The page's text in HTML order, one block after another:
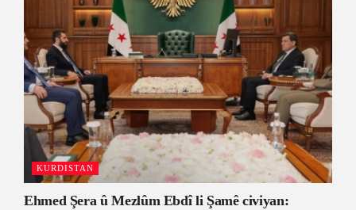
KURDISTAN
Ehmed Şera û Mezlûm Ebdî li Şamê civiyan: